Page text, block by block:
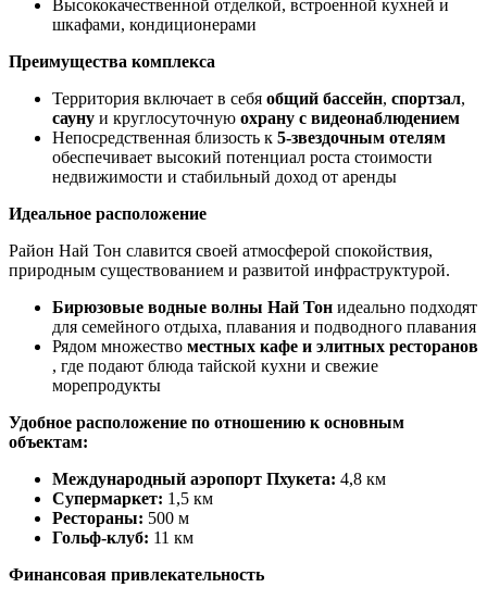
Высококачественной отделкой, встроенной кухней и
шкафами, кондиционерами
Преимущества комплекса
Территория включает в себя общий бассейн, спортзал,
сауну и круглосуточную охрану с видеонаблюдением
Непосредственная близость к 5-звездочным отелям
обеспечивает высокий потенциал роста стоимости
недвижимости и стабильный доход от аренды
Идеальное расположение
Район Най Тон славится своей атмосферой спокойствия,
природным существованием и развитой инфраструктурой.
Бирюзовые водные волны Най Тон идеально подходят
для семейного отдыха, плавания и подводного плавания
Рядом множество местных кафе и элитных ресторанов
, где подают блюда тайской кухни и свежие
морепродукты
Удобное расположение по отношению к основным
объектам:
Международный аэропорт Пхукета: 4,8 км
Супермаркет: 1,5 км
Рестораны: 500 м
Гольф-клуб: 11 км
Финансовая привлекательность